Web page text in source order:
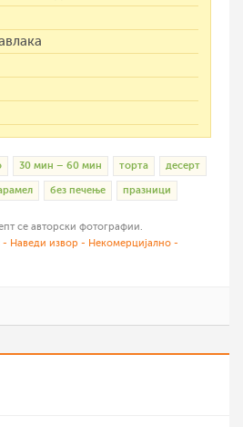
30 мин – 60 мин торта десерт
без печење празници
се авторски фотографии.
- Наведи извор - Некомерцијално -